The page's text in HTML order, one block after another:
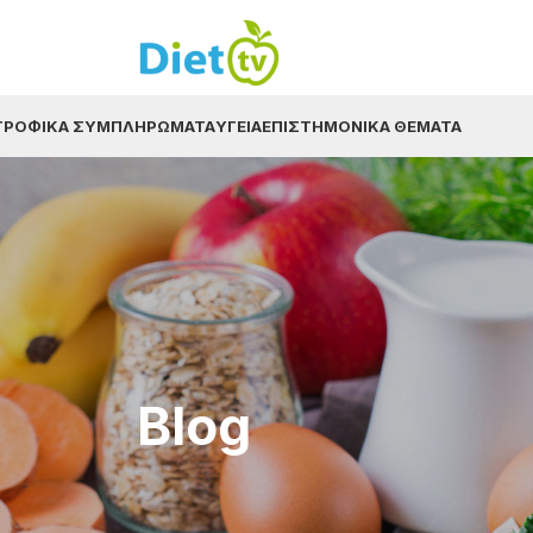
ΣΥΜΠΛΗΡΏΜΑΤΑΥΓΕΊΑΕΠΙΣΤΗΜΟΝΙΚΆ ΘΈΜΑΤΑ
Blog